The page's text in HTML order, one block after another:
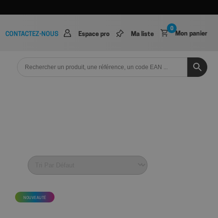
CONTACTEZ-NOUS Espace pro Ma liste Mon panier
0
NOUVEAUTÉ